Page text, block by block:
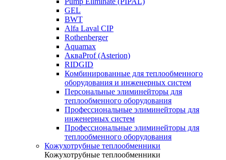
GEL
BWT
Alfa Laval CIP
Rothenberger
Aquamax
АкваProf (Asterion)
RIDGID
Комбинированные для теплообменного
оборудования и инженерных систем
Персональные элиминейторы для
теплообменного оборудования
Профессиональные элиминейторы для
инженерных систем
Профессиональные элиминейторы для
теплообменного оборудования
Кожухотрубные теплообменники
Кожухотрубные теплообменники